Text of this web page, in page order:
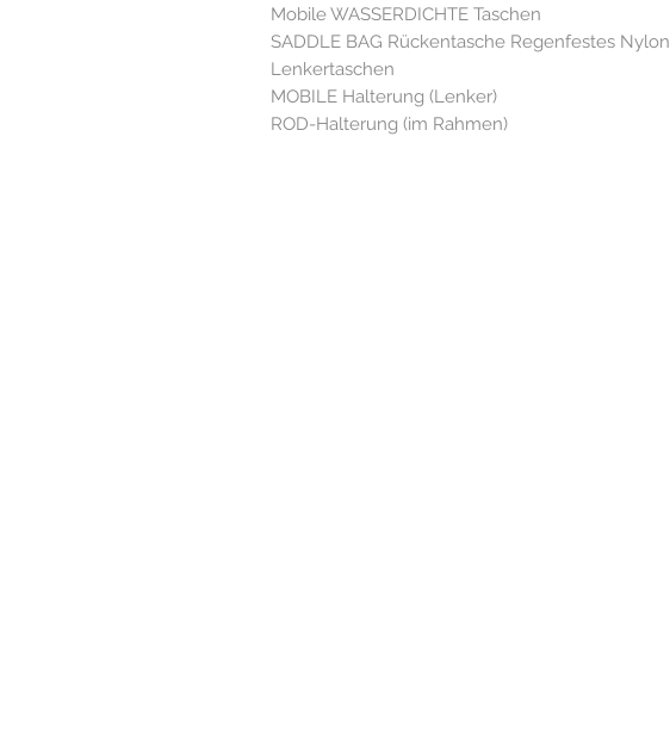
Mobile WASSERDICHTE Taschen
SADDLE BAG Rückentasche Regenfestes Nylon
Lenkertaschen
MOBILE Halterung (Lenker)
ROD-Halterung (im Rahmen)